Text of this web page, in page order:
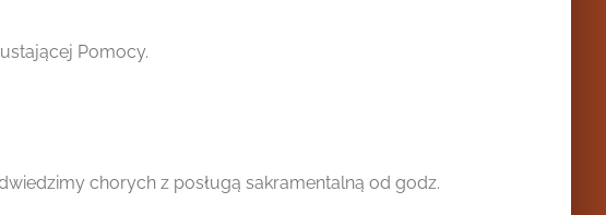
Pomocy.
chorych z posługą sakramentalną od godz.